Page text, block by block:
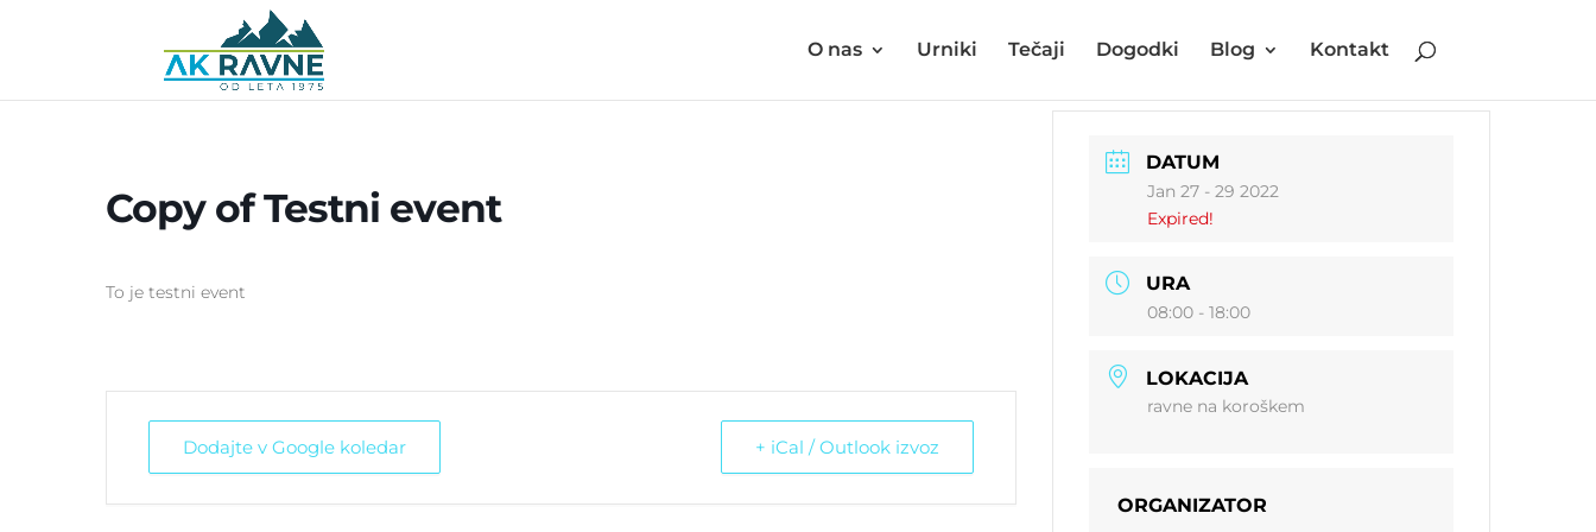
O nas Urniki Tečaji Dogodki Blog Kontakt
Copy of Testni event
To je testni event
Dodajte v Google koledar + iCal / Outlook izvoz
DATUM
Jan 27 - 29 2022
Expired!
URA
08:00 - 18:00
LOKACIJA
ravne na koroškem
ORGANIZATOR